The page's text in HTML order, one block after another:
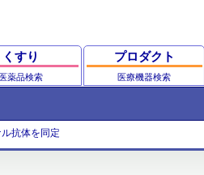
くすり
医薬品検索
プロダクト
医療機器検索
抗体を同定